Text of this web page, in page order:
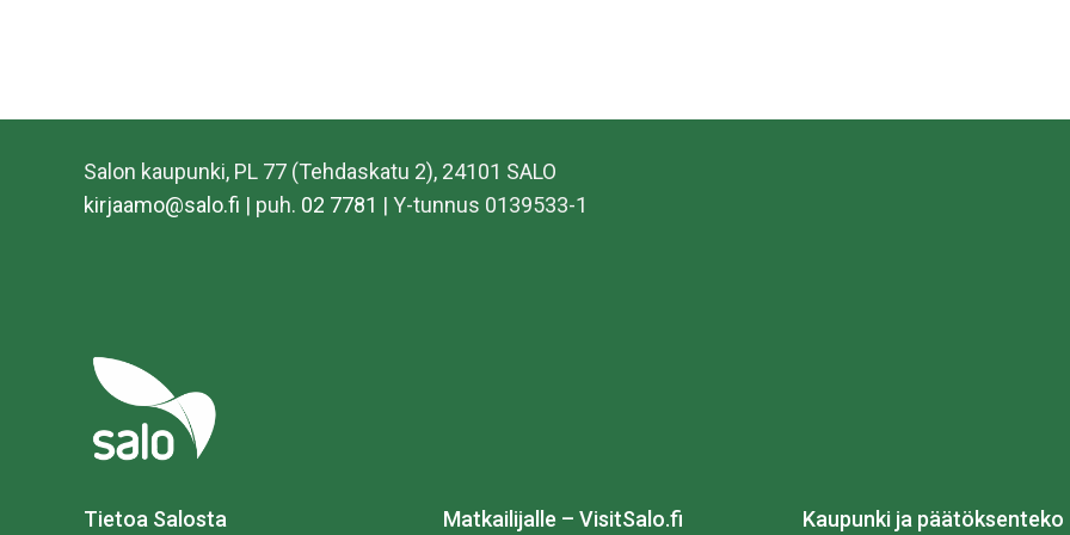
Salon kaupunki, PL 77 (Tehdaskatu 2), 24101 SALO
kirjaamo@salo.fi | puh. 02 7781 | Y-tunnus 0139533-1
Tietoa Salosta Matkailijalle – VisitSalo.fi Kaupunki ja päätöksenteko